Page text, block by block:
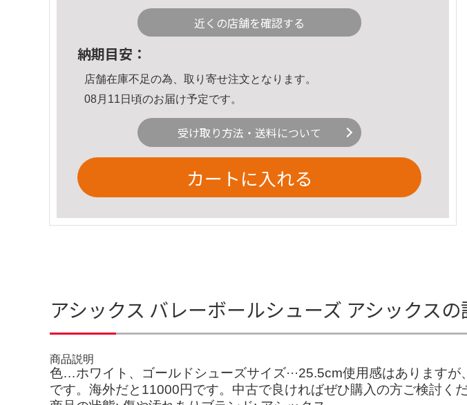
近くの店舗を確認する
納期目安：
店舗在庫不足の為、取り寄せ注文となります。
08月11日頃のお届け予定です。
受け取り方法・送料について
カートに入れる
アシックス バレーボールシューズ アシックス
商品説明
色…ホワイト、ゴールドシューズサイズ···25.5cm使用感はあります
です。海外だと11000円です。中古で良ければぜひ購入の方ご検討く